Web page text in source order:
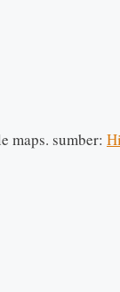
maps. sumber: